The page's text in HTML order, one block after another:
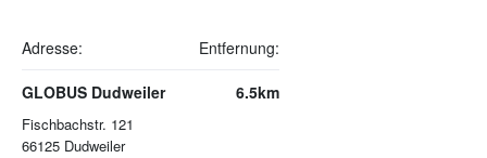
Adresse: Entfernung:
GLOBUS Dudweiler
Fischbachstr. 121
66125 Dudweiler
6.5km